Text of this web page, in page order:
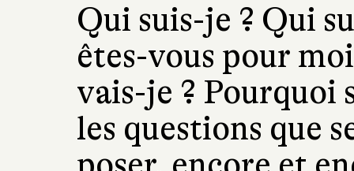
Qui suis-je ? Qui
êtes-vous pour
vais-je ? Pourquoi
les questions que